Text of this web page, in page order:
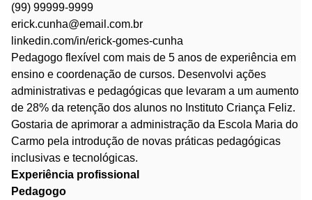
(99) 99999-9999
erick.cunha@email.com.br
linkedin.com/in/erick-gomes-cunha
Pedagogo flexível com mais de 5 anos de experiência em
ensino e coordenação de cursos. Desenvolvi ações
administrativas e pedagógicas que levaram a um aumento
de 28% da retenção dos alunos no Instituto Criança Feliz.
Gostaria de aprimorar a administração da Escola Maria do
Carmo pela introdução de novas práticas pedagógicas
inclusivas e tecnológicas.
Experiência profissional
Pedagogo